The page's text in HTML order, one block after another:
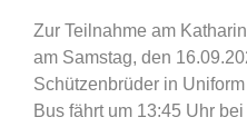
Zur Teilnahme am
am Samstag, den
Schützenbrüder in
Bus fährt um 13:45 Uhr